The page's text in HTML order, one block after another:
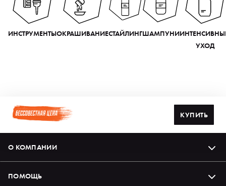
ИНСТРУМЕНТЫОКРАШИВАНИЕСТАЙЛИНГШАМПУНИ
УХОД
КУПИТЬ
О КОМПАНИИ
ПОМОЩЬ